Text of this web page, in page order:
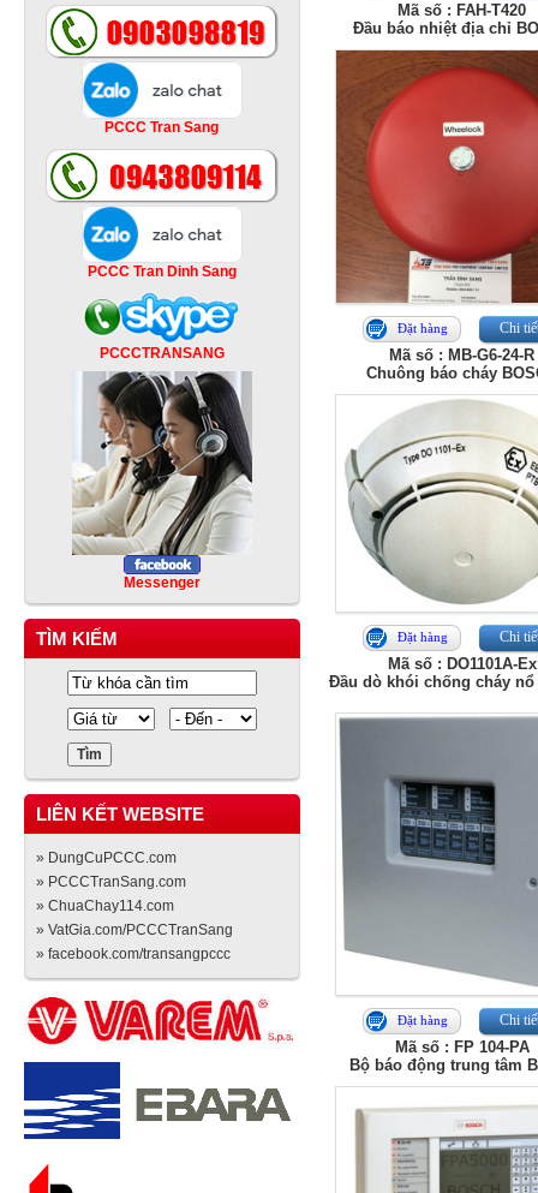
PCCC Tran Sang
PCCC Tran Dinh Sang
PCCCTRANSANG
Messenger
TÌM KIẾM
LIÊN KẾT WEBSITE
» DungCuPCCC.com
» PCCCTranSang.com
» ChuaChay114.com
» VatGia.com/PCCCTranSang
» facebook.com/transangpccc
Mã số : FAH-T420
Đầu báo nhiệt địa chỉ
Đặt hàng Chi
Mã số : MB-G6-24-R
Chuông báo cháy
Đặt hàng Chi
Mã số : DO1101A-Ex
Đầu dò khói chống cháy nổ
Đặt hàng Chi
Mã số : FP 104-PA
Bộ báo động trung tâm